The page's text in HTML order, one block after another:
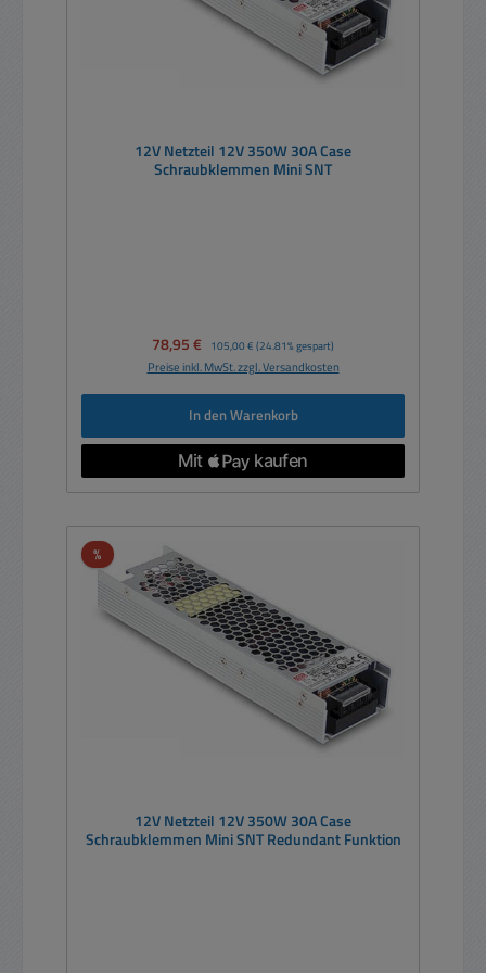
12V Netzteil 12V 350W 30A Case
Schraubklemmen Mini SNT
Verkaufspreis:
78,95 € Regulärer Preis:
105,00 € (24.81% gespart)
Preise inkl. MwSt. zzgl. Versandkosten
In den Warenkorb
%Rabatt
12V Netzteil 12V 350W 30A Case
Schraubklemmen Mini SNT Redundant Funktion